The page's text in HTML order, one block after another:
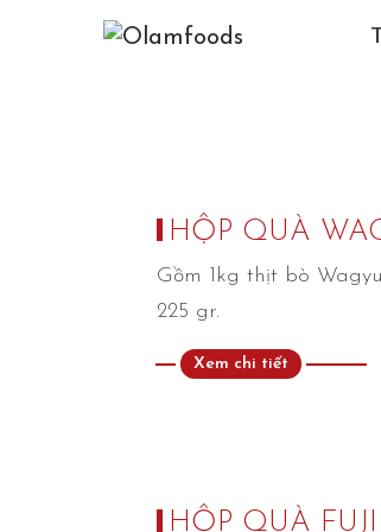
HỘP QUÀ
Gồm 1kg thịt bò
225 gr.
Xem chi tiết
HỘP QUÀ FUJI